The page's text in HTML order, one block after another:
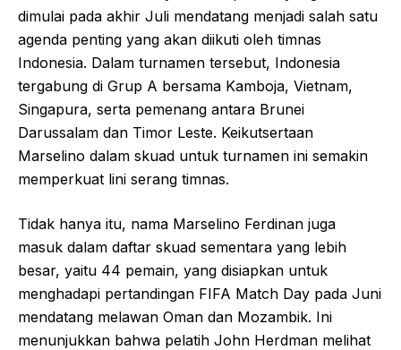
dimulai pada akhir Juli mendatang menjadi salah satu
agenda penting yang akan diikuti oleh timnas
Indonesia. Dalam turnamen tersebut, Indonesia
tergabung di Grup A bersama Kamboja, Vietnam,
Singapura, serta pemenang antara Brunei
Darussalam dan Timor Leste. Keikutsertaan
Marselino dalam skuad untuk turnamen ini semakin
memperkuat lini serang timnas.
Tidak hanya itu, nama Marselino Ferdinan juga
masuk dalam daftar skuad sementara yang lebih
besar, yaitu 44 pemain, yang disiapkan untuk
menghadapi pertandingan FIFA Match Day pada Juni
mendatang melawan Oman dan Mozambik. Ini
menunjukkan bahwa pelatih John Herdman melihat